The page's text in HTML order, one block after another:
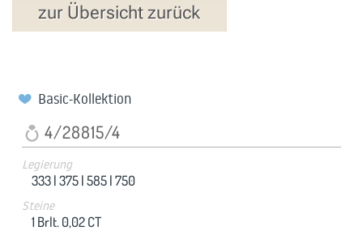
zur Übersicht zurück
Basic-Kollektion
4/28815/4
Legierung
333 |375 |585 |750
Steine
1 Brlt. 0,02 CT